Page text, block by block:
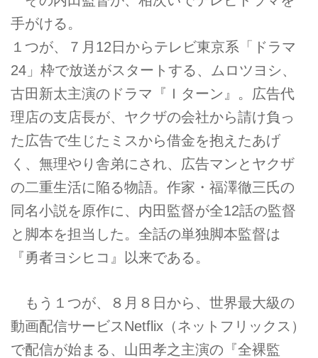
手がける。
１つが、７月12日からテレビ東京系「ドラマ
24」枠で放送がスタートする、ムロツヨシ、
古田新太主演のドラマ『Ｉターン』。広告代
理店の支店長が、ヤクザの会社から請け負っ
た広告で生じたミスから借金を抱えたあげ
く、無理やり舎弟にされ、広告マンとヤクザ
の二重生活に陥る物語。作家・福澤徹三氏の
同名小説を原作に、内田監督が全12話の監督
と脚本を担当した。全話の単独脚本監督は
『勇者ヨシヒコ』以来である。
もう１つが、８月８日から、世界最大級の
動画配信サービスNetflix（ネットフリックス）
で配信が始まる、山田孝之主演の『全裸監